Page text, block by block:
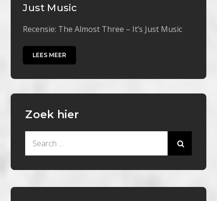
Just Music
Recensie: The Almost Three – It’s Just Music
LEES MEER
Zoek hier